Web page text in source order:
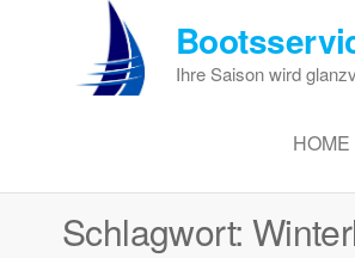
Ihre Saison wird
HOME
Schlagwort: